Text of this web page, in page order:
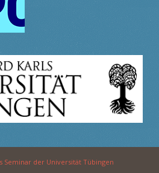
Seminar der Universität Tübingen